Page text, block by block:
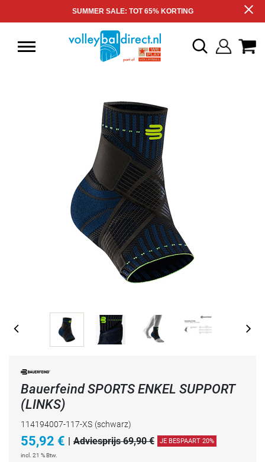
SUMMER SALE: TOT 65% KORTING
Bauerfeind SPORTS ENKEL SUPPORT
(LINKS)
114194007-117-XS (schwarz)
55,92 € | Adviesprijs 69,90 € JE BESPAART 20%
incl. 21 % Btw.